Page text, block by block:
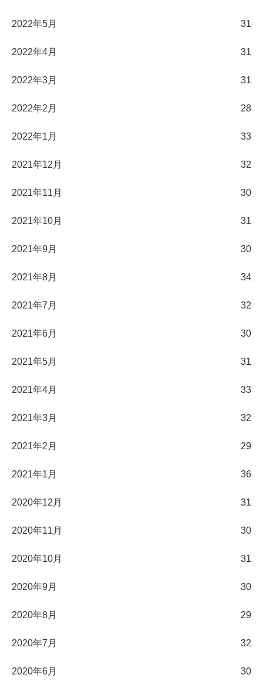
2022年5月 31
2022年4月 31
2022年3月 31
2022年2月 28
2022年1月 33
2021年12月 32
2021年11月 30
2021年10月 31
2021年9月 30
2021年8月 34
2021年7月 32
2021年6月 30
2021年5月 31
2021年4月 33
2021年3月 32
2021年2月 29
2021年1月 36
2020年12月 31
2020年11月 30
2020年10月 31
2020年9月 30
2020年8月 29
2020年7月 32
2020年6月 30